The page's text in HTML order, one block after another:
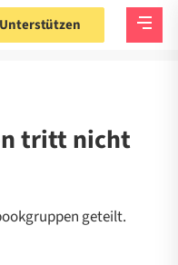
Unterstützen
tritt nicht
geteilt.